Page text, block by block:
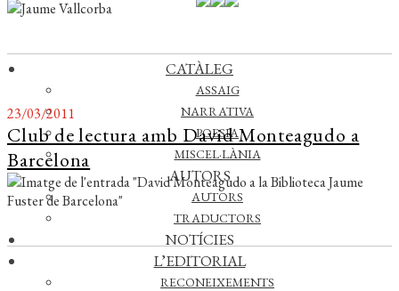
CATÀLEG
ASSAIG
NARRATIVA
POESIA
MISCEL·LÀNIA
AUTORS
AUTORS
TRADUCTORS
NOTÍCIES
L’EDITORIAL
RECONEIXEMENTS
23/03/2011
Club de lectura amb David Monteagudo a
Barcelona